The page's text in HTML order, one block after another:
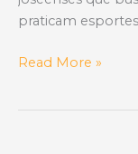
praticam
O
Read More »